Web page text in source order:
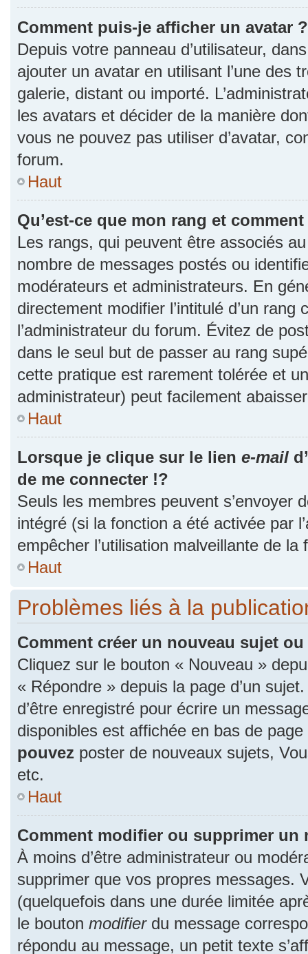
Comment puis-je afficher un avatar ?
Depuis votre panneau d’utilisateur,
ajouter un avatar en utilisant l’une des
galerie, distant ou importé.
les avatars et décider de la manière
vous ne pouvez pas utiliser d’avatar,
forum.
Haut
Qu’est-ce que mon rang et
Les rangs, qui peuvent être associés
nombre de messages postés ou
modérateurs et administrateurs. En
directement modifier l’intitulé d’un
l’administrateur du forum. Évitez de
dans le seul but de passer au rang
cette pratique est rarement tolérée et
administrateur) peut facilement
Haut
Lorsque je clique sur le lien e-mail
de me connecter !?
Seuls les membres peuvent s’envoyer
intégré (si la fonction a été activée par
empêcher l’utilisation malveillante de
Haut
Problèmes liés à la
Comment créer un nouveau sujet
Cliquez sur le bouton « Nouveau »
« Répondre » depuis la page d’un
d’être enregistré pour écrire un
disponibles est affichée en bas de
pouvez poster de nouveaux sujets,
etc.
Haut
Comment modifier ou supprimer un
À moins d’être administrateur ou
supprimer que vos propres messages.
(quelquefois dans une durée limitée
le bouton modifierdu message
répondu au message, un petit texte